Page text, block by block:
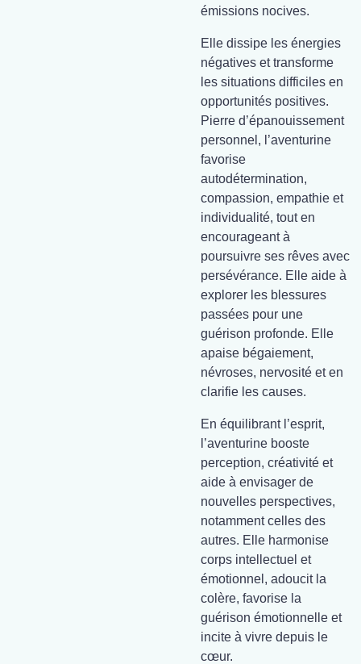
émissions nocives.
Elle dissipe les énergies
négatives et transforme
les situations difficiles en
opportunités positives.
Pierre d’épanouissement
personnel, l’aventurine
favorise
autodétermination,
compassion, empathie et
individualité, tout en
encourageant à
poursuivre ses rêves avec
persévérance. Elle aide à
explorer les blessures
passées pour une
guérison profonde. Elle
apaise bégaiement,
névroses, nervosité et en
clarifie les causes.
En équilibrant l’esprit,
l’aventurine booste
perception, créativité et
aide à envisager de
nouvelles perspectives,
notamment celles des
autres. Elle harmonise
corps intellectuel et
émotionnel, adoucit la
colère, favorise la
guérison émotionnelle et
incite à vivre depuis le
cœur.